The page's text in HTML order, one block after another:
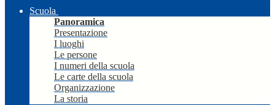
Scuola
Panoramica
Presentazione
I luoghi
Le persone
I numeri della scuola
Le carte della scuola
Organizzazione
La storia